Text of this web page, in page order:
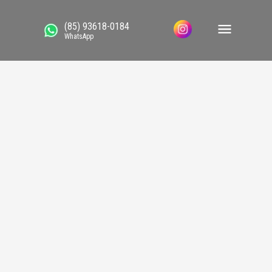
(85) 93618-0184
WhatsApp